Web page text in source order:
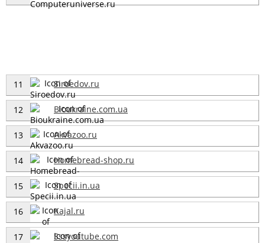
11 Siroedov.ru
12 Bioukraine.com.ua
13 Akvazoo.ru
14 Homebread-shop.ru
15 Specii.in.ua
16 Kajal.ru
17 Sssyoutube.com